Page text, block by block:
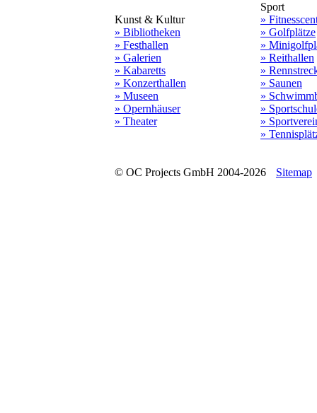
Kunst & Kultur
» Bibliotheken
» Festhallen
» Galerien
» Kabaretts
» Konzerthallen
» Museen
» Opernhäuser
» Theater
Sport
»
» Golfplätze
»
» Reithallen
»
» Saunen
»
»
»
»
© OC Projects GmbH 2004-2026 Sitemap